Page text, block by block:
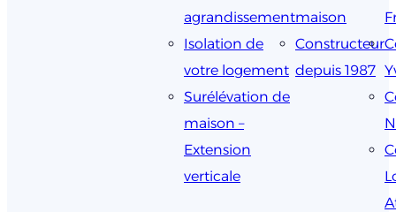
agrandissement
Isolation de
votre logement
Surélévation de
maison –
Extension
verticale
maison
Constructeur
depuis 1987